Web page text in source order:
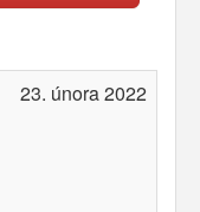
23. února 2022